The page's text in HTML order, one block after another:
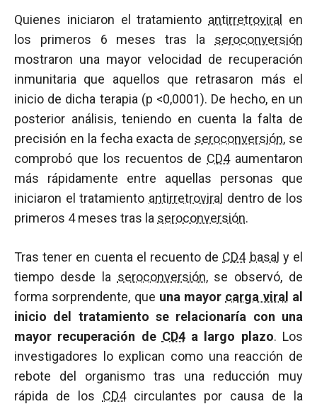
Quienes iniciaron el tratamiento antirretroviral
en
los primeros 6 meses tras la seroconversión
mostraron una mayor velocidad de recuperación
inmunitaria que aquellos que retrasaron más el
inicio de dicha terapia (p <0,0001). De hecho, en un
posterior análisis, teniendo en cuenta la falta de
precisión en la fecha exacta de seroconversión, se
comprobó que los recuentos de CD4aumentaron
más rápidamente entre aquellas personas que
iniciaron el tratamiento antirretroviral dentro de los
primeros 4 meses tras la seroconversión.
Tras tener en cuenta el recuento de CD4 basal y el
tiempo desde la seroconversión, se observó, de
forma sorprendente, que una mayor carga viral al
inicio del tratamiento se relacionaría con una
mayor recuperación de CD4a largo plazo. Los
investigadores lo explican como una reacción de
rebote del organismo tras una reducción muy
rápida de los CD4circulantes por causa de la